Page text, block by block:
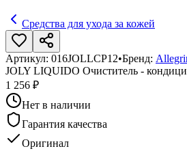
Средства для ухода за кожей
Артикул: 016JOLLCP12•Бренд:
JOLY LIQUIDO Очиститель -
1 256 ₽
Нет в наличии
Гарантия качества
Оригинал